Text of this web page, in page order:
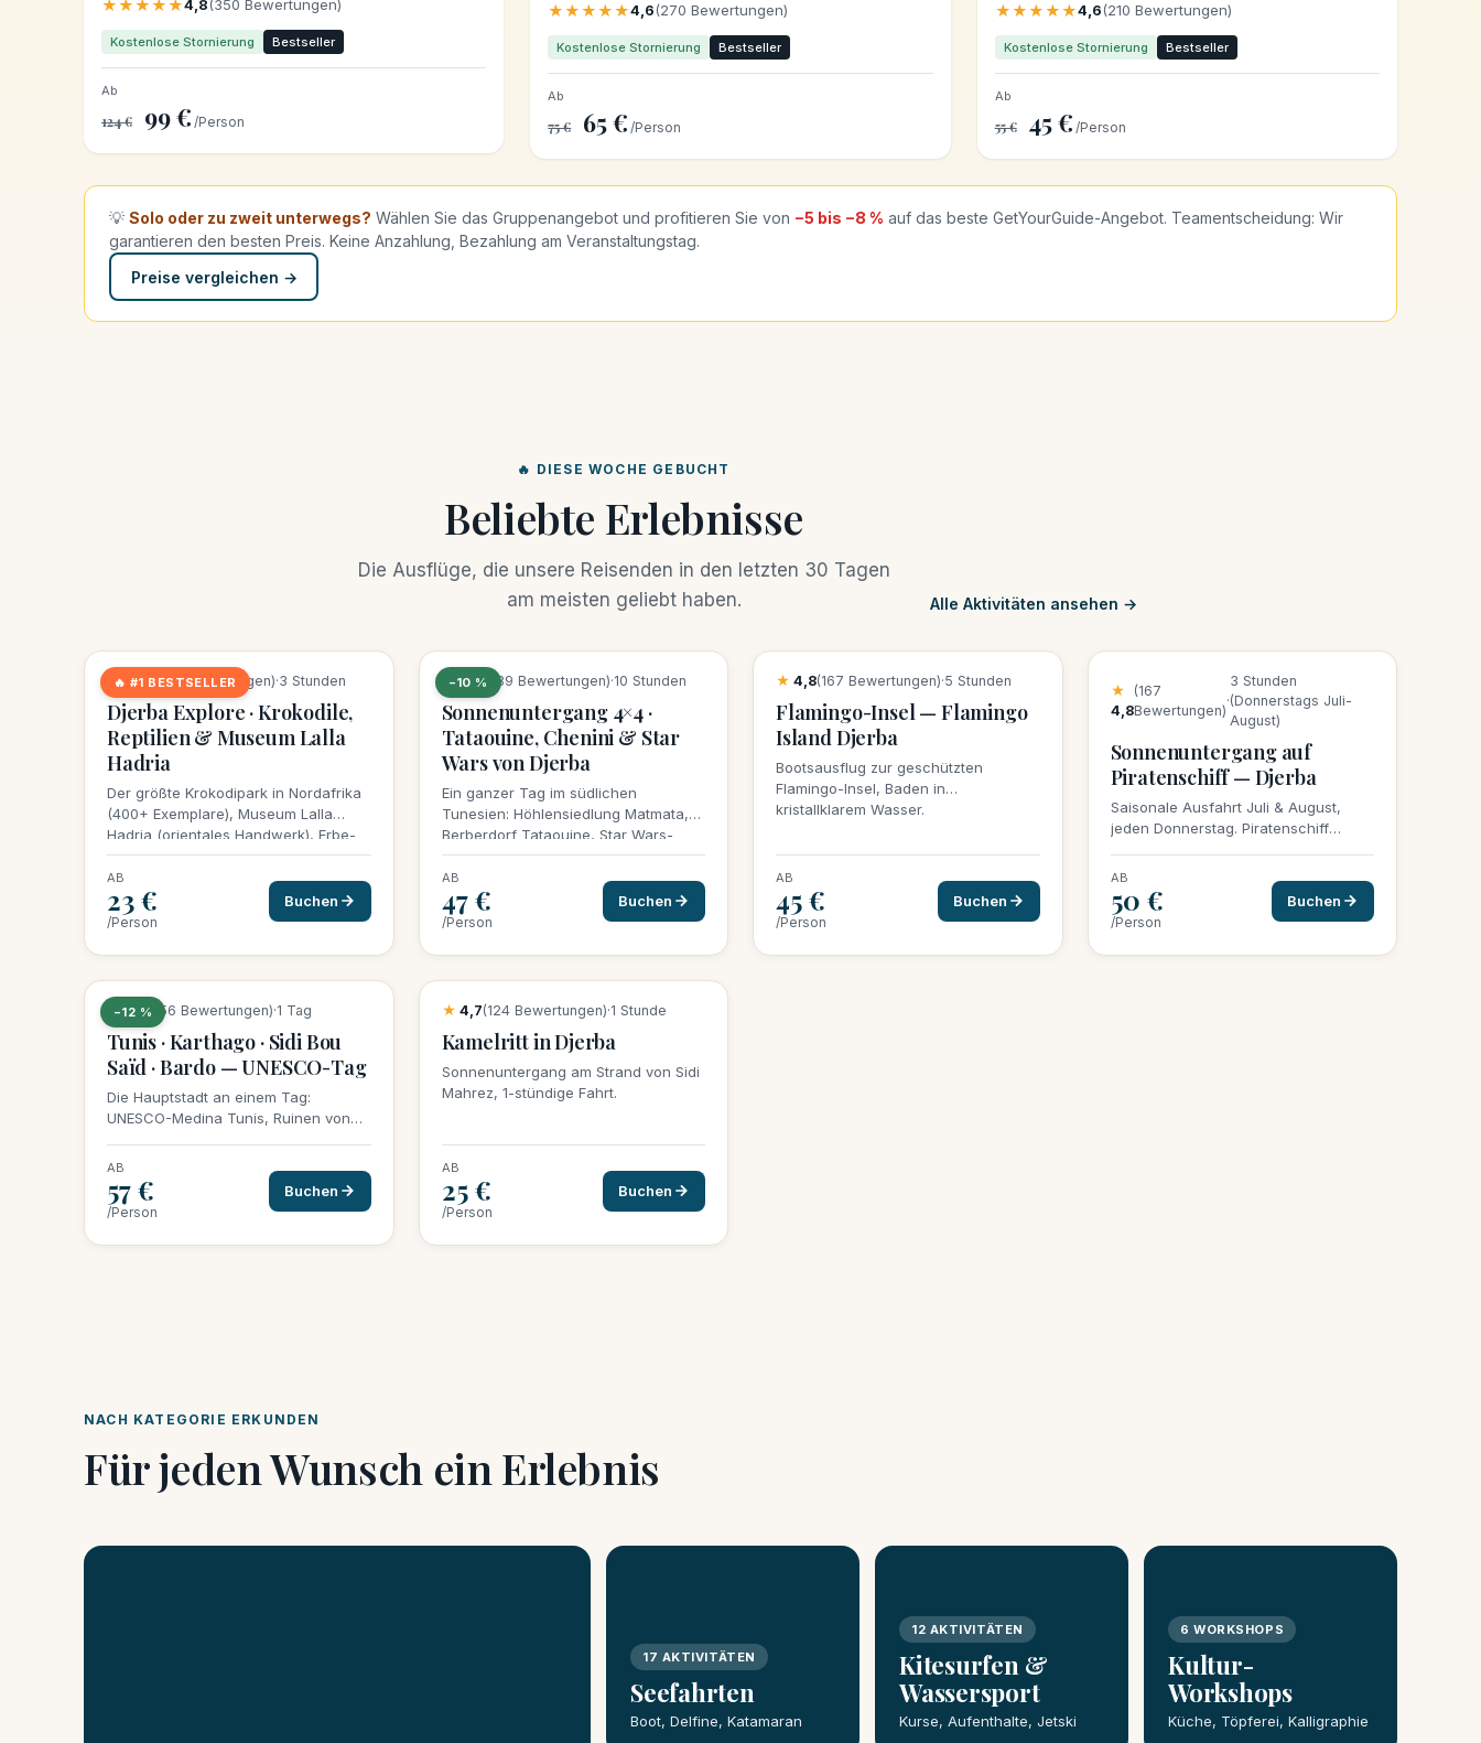
★★★★★4,8(350 Bewertungen)
Kostenlose Stornierung Bestseller
Ab
124 € 99 € /Person
★★★★★4,6(270 Bewertungen)
Kostenlose Stornierung Bestseller
Ab
75 € 65 € /Person
★★★★★4,6(210 Bewertungen)
Kostenlose Stornierung Bestseller
Ab
55 € 45 € /Person
💡 Solo oder zu zweit unterwegs? Wählen Sie das Gruppenangebot und profitieren Sie von −5 bis −8 % auf das beste GetYourGuide-Angebot. Teamentscheidung: Wir
garantieren den besten Preis. Keine Anzahlung, Bezahlung am Veranstaltungstag.
Preise vergleichen →
🔥 DIESE WOCHE GEBUCHT
Beliebte Erlebnisse
Die Ausflüge, die unsere Reisenden in den letzten 30 Tagen
am meisten geliebt haben.
Alle Aktivitäten ansehen →
🔥 #1 BESTSELLER
★4,5 (483 Bewertungen)·3 Stunden
Djerba Explore · Krokodile,
Reptilien & Museum Lalla
Hadria
Der größte Krokodipark in Nordafrika
(400+ Exemplare), Museum Lalla
Hadria (orientales Handwerk), Erbe-
Dorf. Perfekt für Familien.
AB
23 €
/Person
Buchen
−10 %
★4,7(389 Bewertungen)·10 Stunden
Sonnenuntergang 4×4 ·
Tataouine, Chenini & Star
Wars von Djerba
Ein ganzer Tag im südlichen
Tunesien: Höhlensiedlung Matmata,
Berberdorf Tataouine, Star Wars-
Kulissen und magischer
Sonnenuntergang auf den Dünen.
AB
47 €
/Person
Buchen
★ 4,8(167 Bewertungen)·5 Stunden
Flamingo-Insel — Flamingo
Island Djerba
Bootsausflug zur geschützten
Flamingo-Insel, Baden in
kristallklarem Wasser.
AB
45 €
/Person
Buchen
★
4,8
(167
Bewertungen)
·
3 Stunden
(Donnerstags Juli-
August)
Sonnenuntergang auf
Piratenschiff — Djerba
Saisonale Ausfahrt Juli & August,
jeden Donnerstag. Piratenschiff
Bord (gegrillter Fisch &
Meeresfrüchte). 50 €/Person alles
inklusive, min. 20 Personen zur
Bestätigung.
AB
50 €
/Person
Buchen
−12 %
19 Buchungen diese Woche
★4,6(156 Bewertungen)·1 Tag
Tunis · Karthago · Sidi Bou
Saïd · Bardo — UNESCO-Tag
Die Hauptstadt an einem Tag:
UNESCO-Medina Tunis, Ruinen von
Sidi Bou Saïd, Mosaike des Bardo.
AB
57 €
/Person
Buchen
15 Reservierungen diese Woche
★ 4,7(124 Bewertungen)·1 Stunde
Kamelritt in Djerba
Sonnenuntergang am Strand von Sidi
Mahrez, 1-stündige Fahrt.
AB
25 €
/Person
Buchen
NACH KATEGORIE ERKUNDEN
Für jeden Wunsch ein Erlebnis
17 AKTIVITÄTEN
Seefahrten
Boot, Delfine, Katamaran
12 AKTIVITÄTEN
Kitesurfen &
Wassersport
Kurse, Aufenthalte, Jetski
6 WORKSHOPS
Kultur-
Workshops
Küche, Töpferei, Kalligraphie